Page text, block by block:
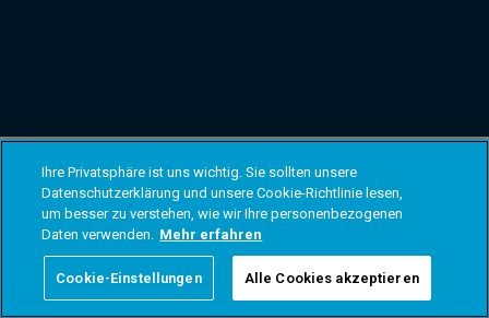
Ihre Privatsphäre ist uns wichtig. Sie sollten unsere
Datenschutzerklärung und unsere Cookie-Richtlinie lesen,
um besser zu verstehen, wie wir Ihre personenbezogenen
Daten verwenden. Mehr erfahren
Cookie-Einstellungen Alle Cookies akzeptieren